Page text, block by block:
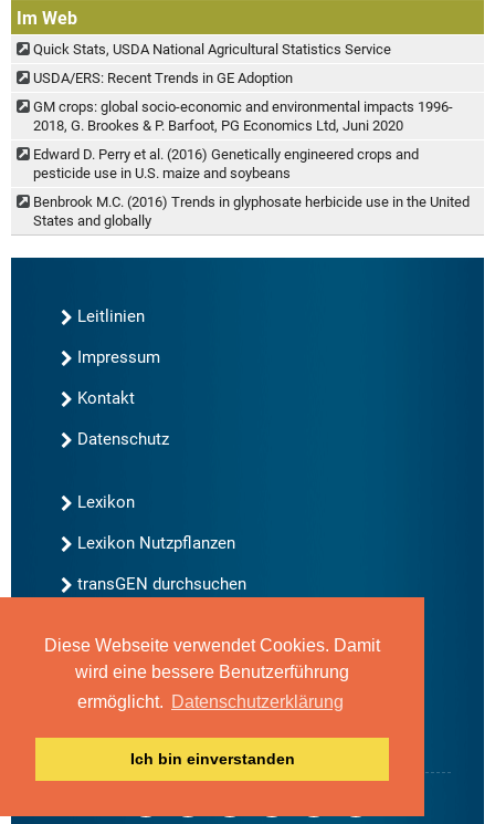
Diese Webseite verwendet Cookies. Damit
wird eine bessere Benutzerführung
ermöglicht. Datenschutzerklärung
Ich bin einverstanden
Im Web
Quick Stats, USDA National Agricultural Statistics Service
USDA/ERS: Recent Trends in GE Adoption
GM crops: global socio-economic and environmental impacts 1996-
2018, G. Brookes & P. Barfoot, PG Economics Ltd, Juni 2020
Edward D. Perry et al. (2016) Genetically engineered crops and
pesticide use in U.S. maize and soybeans
Benbrook M.C. (2016) Trends in glyphosate herbicide use in the United
States and globally
Leitlinien
Impressum
Kontakt
Datenschutz
Lexikon
Lexikon Nutzpflanzen
transGEN durchsuchen
Neu bei transGEN